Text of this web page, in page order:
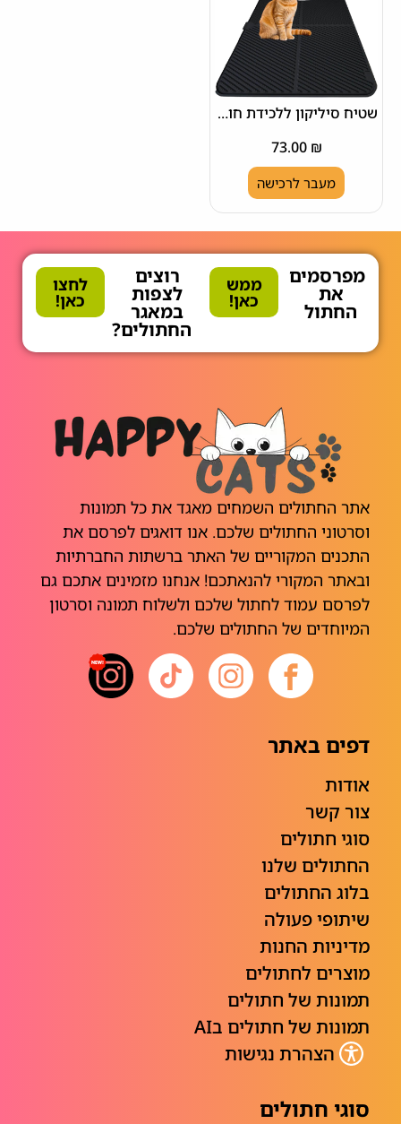
שטיח סיליקון ללכידת חול לחתולים
₪
73.00
מעבר לרכישה
מפרסמים
את
החתול
ממש
כאן!
רוצים
לצפות
במאגר
החתולים?
לחצו
כאן!
אתר החתולים השמחים מאגד את כל תמונות
וסרטוני החתולים שלכם. אנו דואגים לפרסם את
התכנים המקוריים של האתר ברשתות החברתיות
ובאתר המקורי להנאתכם! אנחנו מזמינים אתכם גם
לפרסם עמוד לחתול שלכם ולשלוח תמונה וסרטון
המיוחדים של החתולים שלכם.
דפים באתר
אודות
צור קשר
סוגי חתולים
החתולים שלנו
בלוג החתולים
שיתופי פעולה
מדיניות החנות
מוצרים לחתולים
תמונות של חתולים
תמונות של חתולים בAI
הצהרת נגישות
סוגי חתולים